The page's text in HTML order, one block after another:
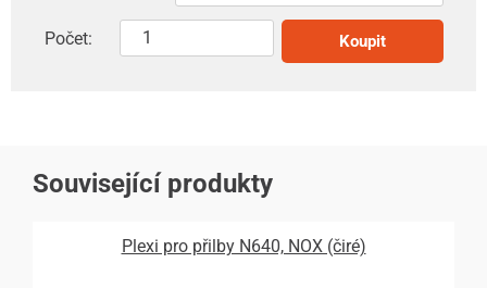
Počet: Koupit
Související produkty
Plexi pro přilby N640, NOX (čiré)